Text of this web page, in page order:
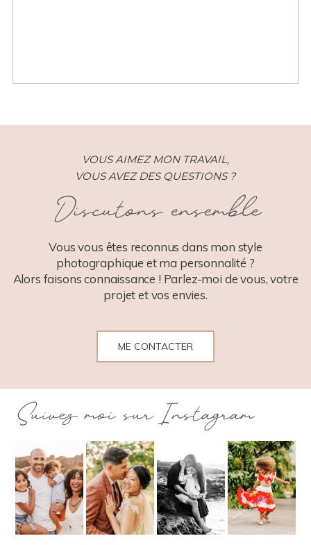
VOUS AIMEZ MON TRAVAIL,
VOUS AVEZ DES QUESTIONS ?
Discutons ensemble
Vous vous êtes reconnus dans mon style
photographique et ma personnalité ?
Alors faisons connaissance ! Parlez-moi de vous, votre
projet et vos envies.
ME CONTACTER
Suivez moi sur Instagram